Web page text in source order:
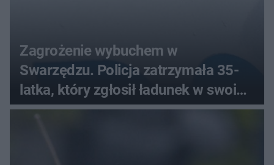
Zagrożenie wybuchem w
Swarzędzu. Policja zatrzymała 35-
latka, który zgłosił ładunek w swoim
aucie